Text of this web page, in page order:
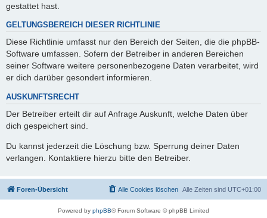
gestattet hast.
GELTUNGSBEREICH DIESER RICHTLINIE
Diese Richtlinie umfasst nur den Bereich der Seiten, die die phpBB-
Software umfassen. Sofern der Betreiber in anderen Bereichen
seiner Software weitere personenbezogene Daten verarbeitet, wird
er dich darüber gesondert informieren.
AUSKUNFTSRECHT
Der Betreiber erteilt dir auf Anfrage Auskunft, welche Daten über
dich gespeichert sind.
Du kannst jederzeit die Löschung bzw. Sperrung deiner Daten
verlangen. Kontaktiere hierzu bitte den Betreiber.
Foren-Übersicht Alle Zeiten sind UTC+01:00
Alle Cookies löschen
Powered by phpBB® Forum Software © phpBB Limited